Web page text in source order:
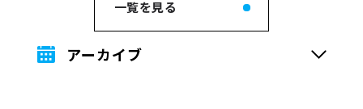
一覧を見る
アーカイブ